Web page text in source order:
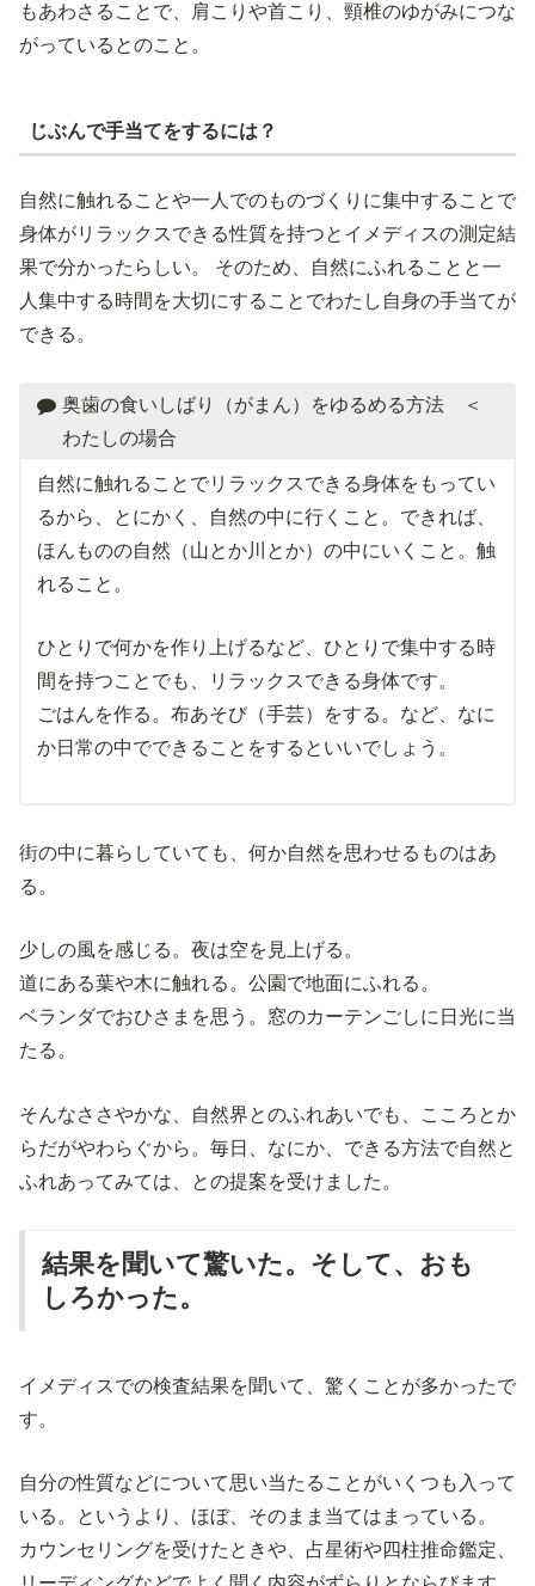
もあわさることで、肩こりや首こり、頸椎のゆがみにつな
がっているとのこと。
じぶんで手当てをするには？
自然に触れることや一人でのものづくりに集中することで
身体がリラックスできる性質を持つとイメディスの測定結
果で分かったらしい。 そのため、自然にふれることと一
人集中する時間を大切にすることでわたし自身の手当てが
できる。
奥歯の食いしばり（がまん）をゆるめる方法 ＜
わたしの場合
自然に触れることでリラックスできる身体をもってい
るから、とにかく、自然の中に行くこと。できれば、
ほんものの自然（山とか川とか）の中にいくこと。触
れること。
ひとりで何かを作り上げるなど、ひとりで集中する時
間を持つことでも、リラックスできる身体です。
ごはんを作る。布あそび（手芸）をする。など、なに
か日常の中でできることをするといいでしょう。
街の中に暮らしていても、何か自然を思わせるものはあ
る。
少しの風を感じる。夜は空を見上げる。
道にある葉や木に触れる。公園で地面にふれる。
ベランダでおひさまを思う。窓のカーテンごしに日光に当
たる。
そんなささやかな、自然界とのふれあいでも、こころとか
らだがやわらぐから。毎日、なにか、できる方法で自然と
ふれあってみては、との提案を受けました。
結果を聞いて驚いた。そして、おも
しろかった。
イメディスでの検査結果を聞いて、驚くことが多かったで
す。
自分の性質などについて思い当たることがいくつも入って
いる。というより、ほぼ、そのまま当てはまっている。
カウンセリングを受けたときや、占星術や四柱推命鑑定、